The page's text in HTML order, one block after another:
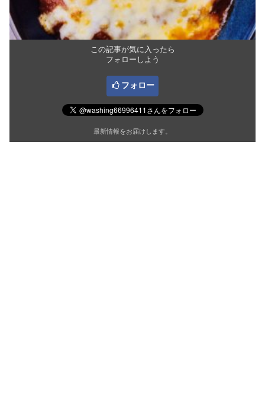
この記事が気に入ったら
フォローしよう
フォロー
最新情報をお届けします。